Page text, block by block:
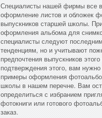
Специалисты нашей фирмы все
оформление листов и обложек
выпускников старшей школы.
оформления альбома для
специалисты следуют
тенденциям, но и учитывают
предпочтения выпускников
подтверждения этого, вам нужно
примеры оформления
школы в нашем перечне. Вам
определиться с избранием
фотокниги или готового
заказ.